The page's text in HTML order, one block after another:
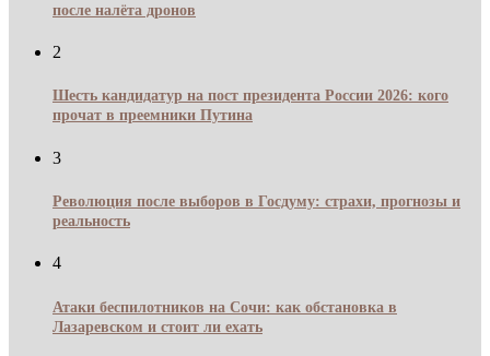
после налёта дронов
2
Шесть кандидатур на пост президента России 2026: кого
прочат в преемники Путина
3
Революция после выборов в Госдуму: страхи, прогнозы и
реальность
4
Атаки беспилотников на Сочи: как обстановка в
Лазаревском и стоит ли ехать